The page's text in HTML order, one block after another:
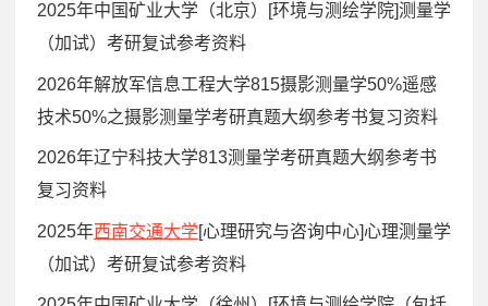
2025年中国矿业大学（北京）[环境与测绘学院]测量学
（加试）考研复试参考资料
2026年解放军信息工程大学815摄影测量学50%遥感
技术50%之摄影测量学考研真题大纲参考书复习资料
2026年辽宁科技大学813测量学考研真题大纲参考书
复习资料
2025年西南交通大学[心理研究与咨询中心]心理测量学
（加试）考研复试参考资料